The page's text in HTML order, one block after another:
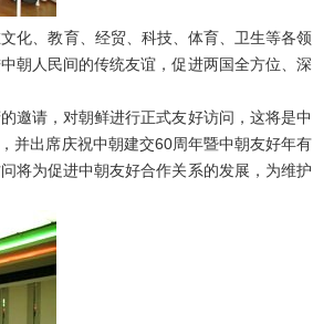
化、教育、经贸、科技、体育、卫生等各领
朝人民间的传统友谊，促进两国全方位、深
请，对朝鲜进行正式友好访问，这将是中
并出席庆祝中朝建交60周年暨中朝友好年有
将为促进中朝友好合作关系的发展，为维护